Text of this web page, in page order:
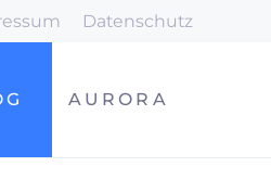
Datenschutz
AURORA